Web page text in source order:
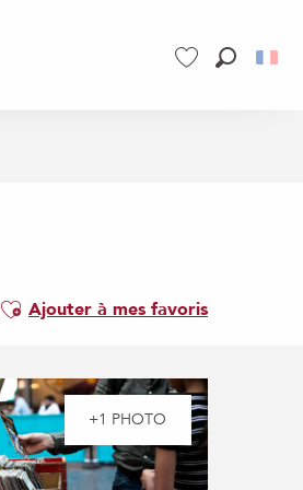
Ajouter aux favoris
Ajouter à mes favoris
+1 PHOTO